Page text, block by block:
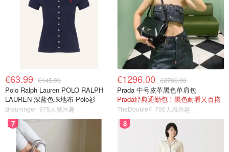
€63.99 €145.00
Polo Ralph Lauren POLO RALPH
LAUREN 深蓝色珠地布 Polo衫
Breuninger 975人感兴趣
€1296.00 €2700.00
Prada 中号皮革黑色单肩包
Prada经典通勤包！黑色耐看又百搭
TheDoubleF 705人感兴趣
7 8